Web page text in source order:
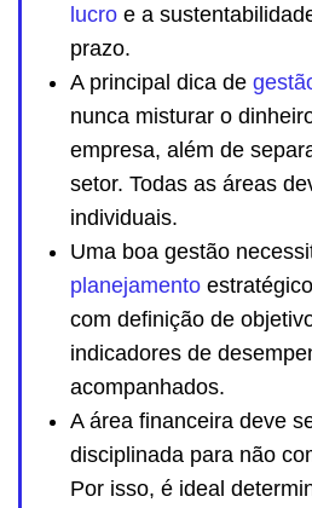
lucro e a
prazo.
A principal dica de
nunca misturar o
empresa, além de
setor. Todas as áreas
individuais.
Uma boa gestão
planejamento
com definição de
indicadores de
acompanhados.
A área financeira deve
disciplinada para não
Por isso, é ideal